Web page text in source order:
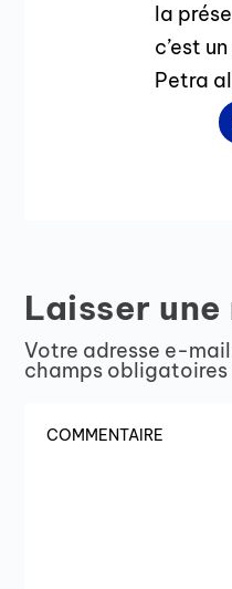
la
c’est
Petra
Laisser
Votre adresse e-
champs obligatoires